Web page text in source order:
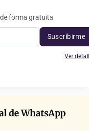
forma gratuita
Suscribirme
Ver
de WhatsApp